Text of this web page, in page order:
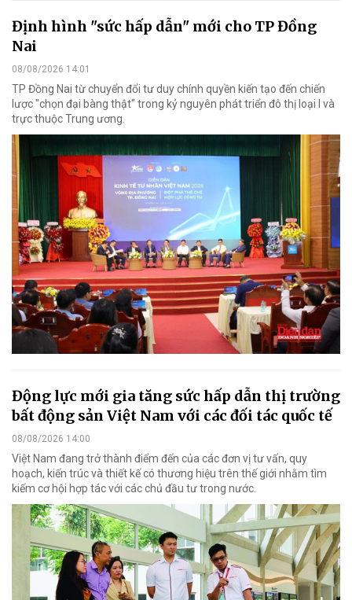
Định hình "sức hấp dẫn" mới cho TP Đồng
Nai
08/08/2026 14:01
TP Đồng Nai từ chuyển đổi tư duy chính quyền kiến tạo đến chiến
lược "chọn đại bàng thật" trong kỷ nguyên phát triển đô thị loại I và
trực thuộc Trung ương.
Động lực mới gia tăng sức hấp dẫn thị trường
bất động sản Việt Nam với các đối tác quốc tế
08/08/2026 14:00
Việt Nam đang trở thành điểm đến của các đơn vị tư vấn, quy
hoạch, kiến trúc và thiết kế có thương hiệu trên thế giới nhằm tìm
kiếm cơ hội hợp tác với các chủ đầu tư trong nước.